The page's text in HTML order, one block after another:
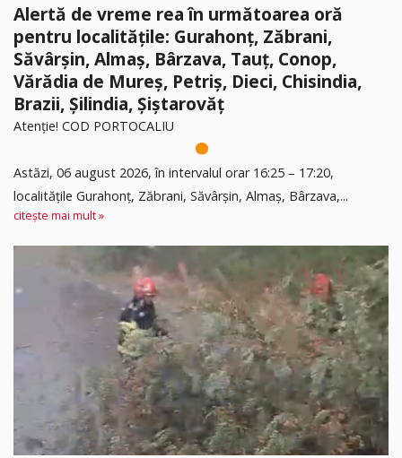
Alertă de vreme rea în următoarea oră
pentru localitățile: Gurahonț, Zăbrani,
Săvârșin, Almaș, Bârzava, Tauț, Conop,
Vărădia de Mureș, Petriș, Dieci, Chisindia,
Brazii, Șilindia, Șiștarovăț
Atenție! COD PORTOCALIU
Astăzi, 06 august 2026, în intervalul orar 16:25 – 17:20,
localitățile Gurahonț, Zăbrani, Săvârșin, Almaș, Bârzava,...
citește mai mult »